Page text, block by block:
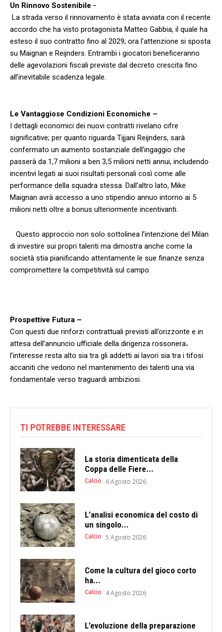
Un Rinnovo Sostenibile ​-
‌ La strada verso il rinnovamento è stata avviata con il recente
accordo che ha visto⁤ protagonista Matteo Gabbia, il quale ha
esteso il ‌suo contratto fino al 2029;⁤ ora l’attenzione si sposta
su Maignan ​e⁣ Reijnders. Entrambi i giocatori beneficeranno
delle agevolazioni fiscali previste dal decreto crescita fino
all’inevitabile scadenza legale.
Le Vantaggiose Condizioni Economiche –
I dettagli economici dei nuovi contratti rivelano cifre
significative; per quanto riguarda Tijjani Reijnders, sarà
confermato un aumento ‌sostanziale⁣ dell’ingaggio che
passerà da 1,7 milioni a ben 3,5 milioni netti⁢ annui, includendo
incentivi ⁤legati ai suoi risultati personali così come alle
performance della squadra stessa. Dall’altro lato, Mike‌
Maignan avrà‌ accesso a‌ uno stipendio annuo intorno ‌ai 5
milioni netti oltre ⁣a bonus ulteriormente incentivanti.
⁢ ⁢ ⁤ Questo⁣ approccio non solo sottolinea l’intenzione del Milan⁢
di investire sui propri talenti ma dimostra anche come la‍
società stia pianificando attentamente le sue finanze senza
compromettere la competitività sul campo.
Prospettive Futura –
Con questi due rinforzi contrattuali previsti all’orizzonte⁣ e⁣ in
attesa dell’annuncio ufficiale della dirigenza rossonera،
l’interesse resta alto sia tra⁤ gli addetti ai lavori sia tra i tifosi
accaniti che vedono nel mantenimento dei ⁤talenti una via
fondamentale verso traguardi ambiziosi.
TI POTREBBE INTERESSARE
La storia dimenticata della
Coppa delle Fiere...
Calcio 6 Agosto 2026
L’analisi economica del costo di
un singolo...
Calcio 5 Agosto 2026
Come la cultura del gioco corto
ha...
Calcio 4 Agosto 2026
L’evoluzione della preparazione